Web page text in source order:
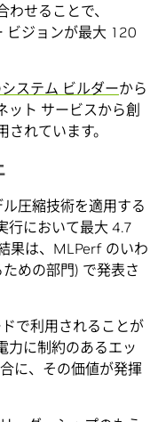
せることで、
ビジョンが最大 120
ステム ビルダーから
ット サービスから創
れています。
圧縮技術を適用する
行において最大 4.7
果は、MLPerf のいわ
めの部門) で発表さ
で利用されることが
力に制約のあるエッ
に、その価値が発揮